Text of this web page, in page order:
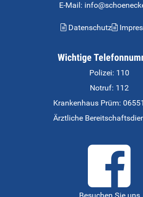
E-Mail:
Datenschutz
Wichtige
Polizei: 110
Notruf: 112
Krankenhaus Prüm:
Ärztliche